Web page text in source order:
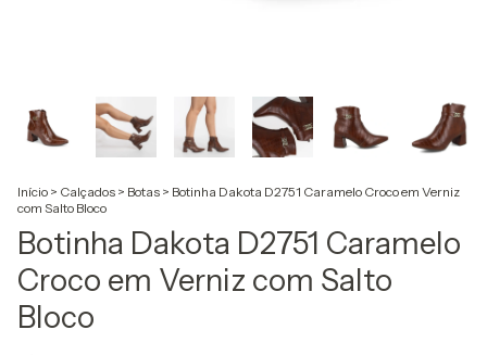
Início > Calçados > Botas > Botinha Dakota D2751 Caramelo Croco em Verniz
com Salto Bloco
Botinha Dakota D2751 Caramelo
Croco em Verniz com Salto
Bloco